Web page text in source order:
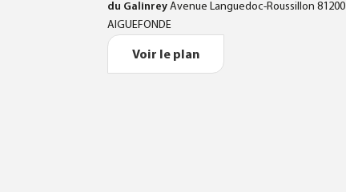
du GalinreyAvenue Languedoc-Roussillon 81200
AIGUEFONDE
Voir le plan